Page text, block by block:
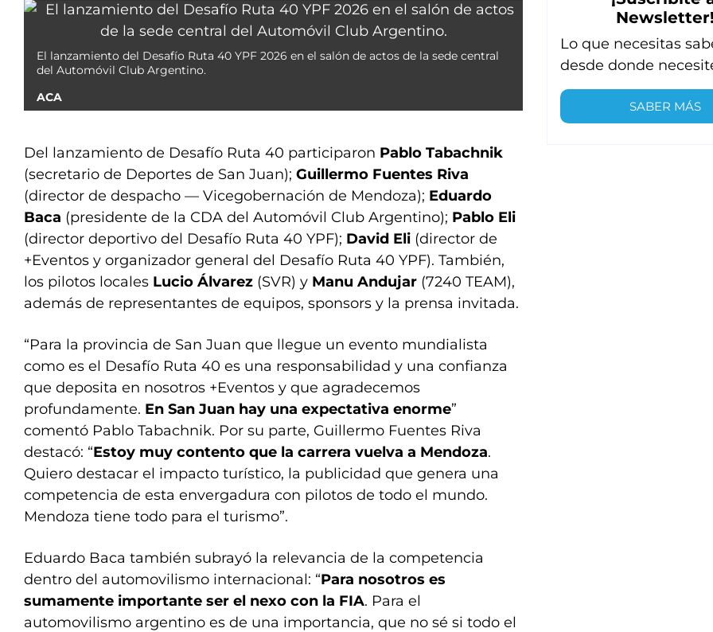
El lanzamiento del Desafío Ruta 40 YPF 2026 en el salón de actos de la sede central
del Automóvil Club Argentino.
ACA
Del lanzamiento de Desafío Ruta 40 participaron Pablo Tabachnik
(secretario de Deportes de San Juan); Guillermo Fuentes Riva
(director de despacho — Vicegobernación de Mendoza); Eduardo
Baca (presidente de la CDA del Automóvil Club Argentino); Pablo Eli
(director deportivo del Desafío Ruta 40 YPF); David Eli (director de
+Eventos y organizador general del Desafío Ruta 40 YPF). También,
los pilotos locales Lucio Álvarez (SVR) y Manu Andujar (7240 TEAM),
además de representantes de equipos, sponsors y la prensa invitada.
“Para la provincia de San Juan que llegue un evento mundialista
como es el Desafío Ruta 40 es una responsabilidad y una confianza
que deposita en nosotros +Eventos y que agradecemos
profundamente. En San Juan hay una expectativa enorme”
comentó Pablo Tabachnik. Por su parte, Guillermo Fuentes Riva
destacó: “Estoy muy contento que la carrera vuelva a Mendoza.
Quiero destacar el impacto turístico, la publicidad que genera una
competencia de esta envergadura con pilotos de todo el mundo.
Mendoza tiene todo para el turismo”.
Eduardo Baca también subrayó la relevancia de la competencia
dentro del automovilismo internacional: “Para nosotros es
sumamente importante ser el nexo con la FIA. Para el
automovilismo argentino es de una importancia, que no sé si todo el
Newsletter!
Lo que necesitas
desde donde
SABER MÁS